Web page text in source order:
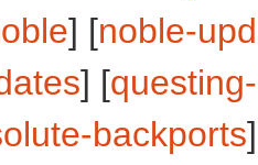
] [noble-
] [
backports